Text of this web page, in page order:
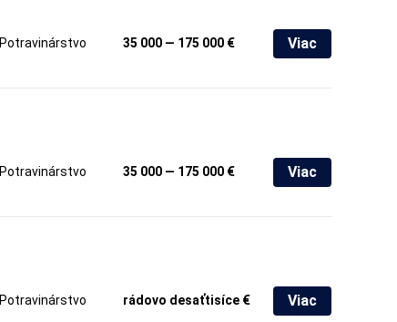
Potravinárstvo 35 000 — 175 000 € Viac
Potravinárstvo 35 000 — 175 000 € Viac
Potravinárstvo rádovo desaťtisíce € Viac